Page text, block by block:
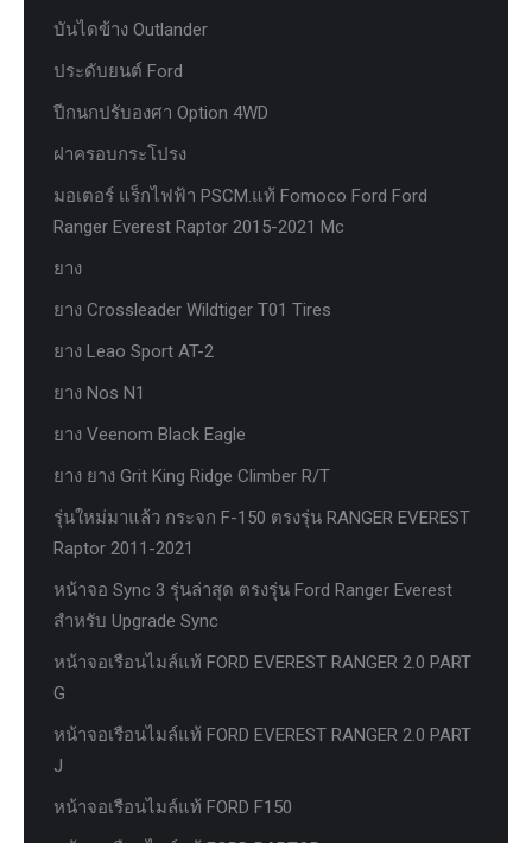
บันไดข้าง Outlander
ประดับยนต์ Ford
ปีกนกปรับองศา Option 4WD
ฝาครอบกระโปรง
มอเตอร์ แร็กไฟฟ้า PSCM.แท้ Fomoco Ford Ford
Ranger Everest Raptor 2015-2021 Mc
ยาง
ยาง Crossleader Wildtiger T01 Tires
ยาง Leao Sport AT-2
ยาง Nos N1
ยาง Veenom Black Eagle
ยาง ยาง Grit King Ridge Climber R/T
รุ่นใหม่มาแล้ว กระจก F-150 ตรงรุ่น RANGER EVEREST
Raptor 2011-2021
หน้าจอ Sync 3 รุ่นล่าสุด ตรงรุ่น Ford Ranger Everest
สำหรับ Upgrade Sync
หน้าจอเรือนไมล์แท้ FORD EVEREST RANGER 2.0 PART
G
หน้าจอเรือนไมล์แท้ FORD EVEREST RANGER 2.0 PART
J
หน้าจอเรือนไมล์แท้ FORD F150